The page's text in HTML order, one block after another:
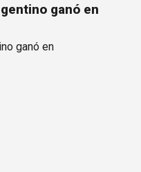
ganó en